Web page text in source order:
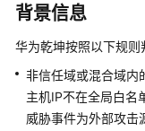
为
坤
云
务
背景信息
华为乾坤按照以下规则
非信任域或混合域内
主机IP不在全局白名
威胁事件为外部攻击